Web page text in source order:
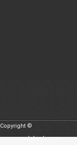
Copyright ©
namayandehyab.com